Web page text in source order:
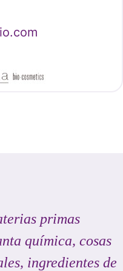
primas
química, cosas
ingredientes de